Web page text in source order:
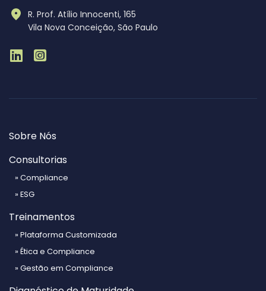
Sobre Nós
Consultorias
» Compliance
» ESG
Treinamentos
» Plataforma Customizada
» Ética e Compliance
» Gestão em Compliance
R. Prof. Atílio Innocenti, 165
Vila Nova Conceição, São Paulo